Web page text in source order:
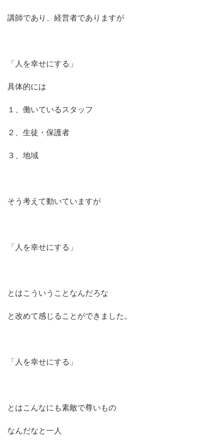
講師であり、経営者でありますが
「人を幸せにする」
具体的には
１、働いているスタッフ
２、生徒・保護者
３、地域
そう考えて動いていますが
「人を幸せにする」
とはこういうことなんだろな
と改めて感じることができました。
「人を幸せにする」
とはこんなにも素敵で尊いもの
なんだなと一人